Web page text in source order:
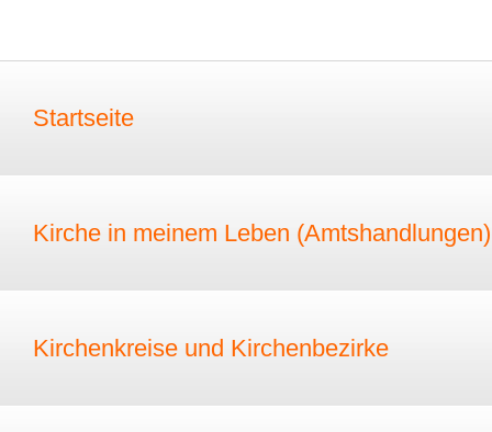
Startseite
Kirche in meinem Leben (Amtshandlungen)
Kirchenkreise und Kirchenbezirke